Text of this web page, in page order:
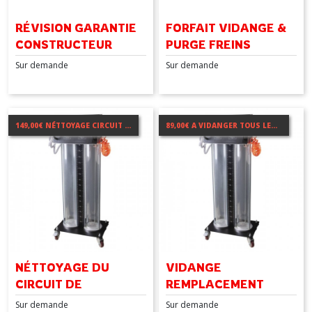
RÉVISION GARANTIE
CONSTRUCTEUR
PRÉSERVÉE
Sur demande
FORFAIT VIDANGE &
PURGE FREINS
COMPLET
Sur demande
149,00€ NÉTTOYAGE CIRCUIT DE REFROIDISSEMENT
NÉTTOYAGE DU
CIRCUIT DE
REFROIDISSEMENT
Sur demande
89,00€ A VIDANGER TOUS LES 50.000
VIDANGE
REMPLACEMENT
LIQUIDE DE
Sur demande